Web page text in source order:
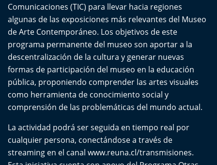
Comunicaciones (TIC) para llevar hacia regiones
algunas de las exposiciones más relevantes del Museo
de Arte Contemporáneo. Los objetivos de este
programa permanente del museo son aportar a la
descentralización de la cultura y generar nuevas
formas de participación del museo en la educación
pública, proponiendo comprender las artes visuales
como herramienta de conocimiento social y
comprensión de las problemáticas del mundo actual.
La actividad podrá ser seguida en tiempo real por
cualquier persona, conectándose a través de
streaming en el canal www.reuna.cl/transmisiones.